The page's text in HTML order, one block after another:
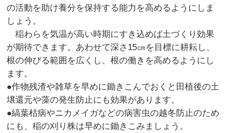
の活動を助け養分を保持する能力を高めるようにしま
しょう。
稲わらを気温が高い時期にすき込めば土づくり効果
が期待できます。あわせて深さ15㎝を目標に耕耘し、
根の伸びる範囲を広くし、根の働きを高めるようにし
ます。
●作物残渣や雑草を早めに鋤きこんでおくと田植後の土
壌還元や藻の発生防止にも効果があります。
●縞葉枯病やニカメイガなどの病害虫の越冬防止のため
にも、稲の刈り株は早めに鋤きこみましょう。